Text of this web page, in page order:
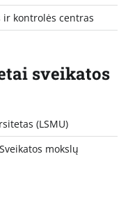
ir kontrolės centras
sveikatos
(LSMU)
mokslų